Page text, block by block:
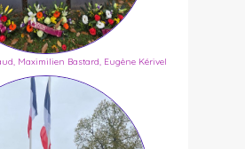
Maximilien Bastard, Eugène Kérivel